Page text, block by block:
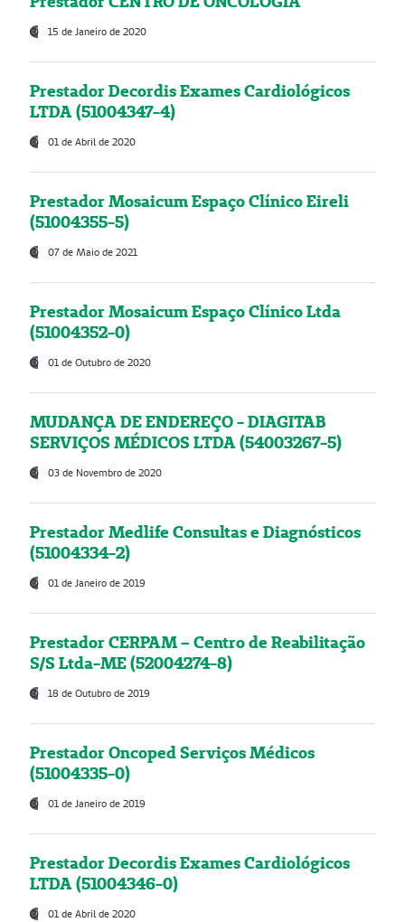
15 de Janeiro de 2020
Prestador Decordis Exames Cardiológicos
LTDA (51004347-4)
01 de Abril de 2020
Prestador Mosaicum Espaço Clínico Eireli
(51004355-5)
07 de Maio de 2021
Prestador Mosaicum Espaço Clínico Ltda
(51004352-0)
01 de Outubro de 2020
MUDANÇA DE ENDEREÇO - DIAGITAB
SERVIÇOS MÉDICOS LTDA (54003267-5)
03 de Novembro de 2020
Prestador Medlife Consultas e Diagnósticos
(51004334-2)
01 de Janeiro de 2019
Prestador CERPAM – Centro de Reabilitação
S/S Ltda-ME (52004274-8)
18 de Outubro de 2019
Prestador Oncoped Serviços Médicos
(51004335-0)
01 de Janeiro de 2019
Prestador Decordis Exames Cardiológicos
LTDA (51004346-0)
01 de Abril de 2020